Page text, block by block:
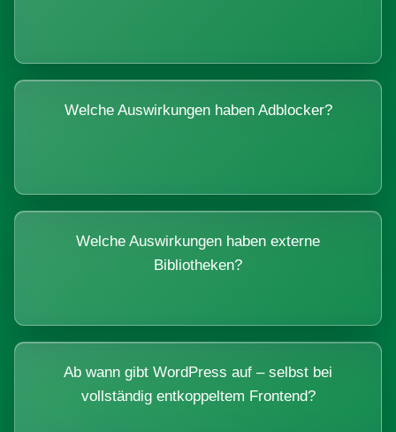
Welche Auswirkungen haben Adblocker?
Welche Auswirkungen haben externe
Bibliotheken?
Ab wann gibt WordPress auf – selbst bei
vollständig entkoppeltem Frontend?